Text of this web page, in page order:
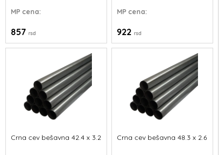
MP cena:
857rsd
MPcena:
922 rsd
Crna cev bešavna 42.4 x 3.2 Crna cev bešavna 48.3 x 2.6